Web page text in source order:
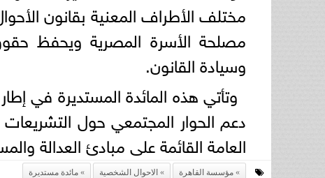
مختلف الأطراف المعنية بقانون
مصلحة الأسرة المصرية ويحفظ
وسيادة القانون.
وتأتي هذه المائدة المستديرة في
دعم الحوار المجتمعي حول
العامة القائمة على مبادئ العدالة
مؤسسة القاهرة الاحوال الشخصية مائدة مستديرة